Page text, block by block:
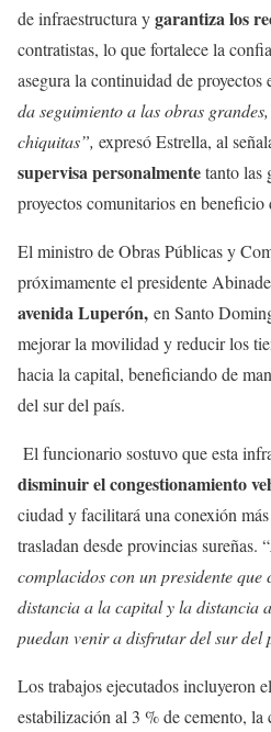
de infraestructura ygarantiza los
contratistas, lo que fortalece la
asegura la continuidad de proyectos
da seguimiento a las obras
chiquitas”, expresó Estrella, al
supervisa personalmentetanto las
proyectos comunitarios en
El ministro de Obras Públicas y
próximamente el presidente
avenida Luperón, en Santo
mejorar la movilidad y reducir los
hacia la capital, beneficiando de
del sur del país.
El funcionario sostuvo que esta
disminuir el congestionamiento
ciudad y facilitará una conexión
trasladan desde provincias sureñas. “
complacidos con un presidente
distancia a la capital y la distancia
puedan venir a disfrutar del sur del
Los trabajos ejecutados incluyeron
estabilización al 3 % de cemento, la